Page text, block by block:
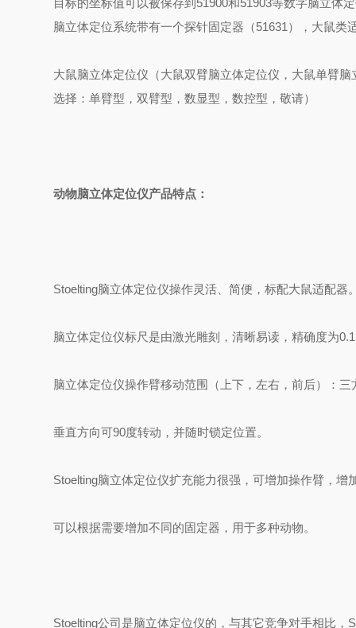
目标的坐标值可以被保存到51900和51903等数字脑立体
脑立体定位系统带有一个探针固定器（51631），大鼠类
大鼠脑立体定位仪（大鼠双臂脑立体定位仪，大鼠单臂
选择：单臂型，双臂型，数显型，数控型，敬请）
动物脑立体定位仪产品特点：
Stoelting脑立体定位仪操作灵活、简便，标配大鼠适配器
脑立体定位仪标尺是由激光雕刻，清晰易读，精确度为
脑立体定位仪操作臂移动范围（上下，左右，前后）：
垂直方向可90度转动，并随时锁定位置。
Stoelting脑立体定位仪扩充能力很强，可增加操作臂，增
可以根据需要增加不同的固定器，用于多种动物。
Stoelting公司是脑立体定位仪的，与其它竞争对手相比